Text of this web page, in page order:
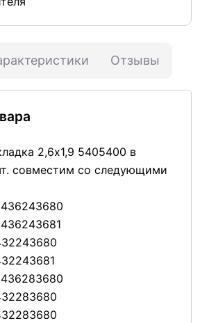
Отзывы
2,6х1,9 5405400 в
совместим со следующими